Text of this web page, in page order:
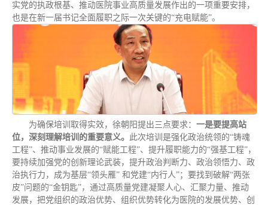
实党的执政根基、推动医院事业高质量发展作出的一项重要安排，
也是在新一届书记全面履职之际一次关键的“充电赋能”。
为确保培训取得实效，徐朝阳提出三点要求： 一是要提高站
位，深刻理解培训的重要意义。 此次培训是强化政治统领的“铸魂
工程”、推动事业发展的“赋能工程”、提升履职能力的“强基工程”，
要持续加强党的创新理论武装，提升政治判断力、政治领悟力、政
治执行力，成为基层“领头雁” 和党建“内行人”；要找到破解“两张
皮”问题的“金钥匙”，通过高质量党建凝聚人心、汇聚力量、推动
发展，把党组织的政治优势、组织优势转化为医院的发展优势、创